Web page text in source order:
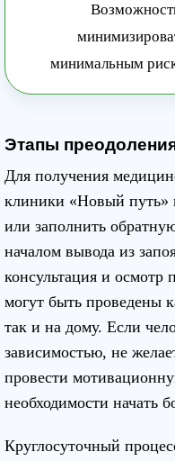
минимальным
Этапы
Для получения
клиники «Новый путь»
или заполнить
началом вывода из
консультация и осмотр
могут быть проведены
так и на дому. Если
зависимостью, не
провести
необходимости начать
Круглосуточный